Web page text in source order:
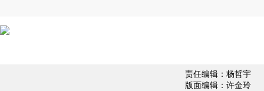
责任编辑：杨哲宇
版面编辑：许金玲